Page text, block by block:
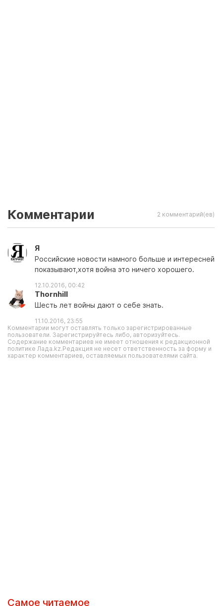
Комментарии 2 комментарий(ев)
Я
Российские новости намного больше и интересней
показывают,хотя война это ничего хорошего.
12.10.2016, 00:42
Thornhill
Шесть лет войны дают о себе знать.
11.10.2016, 23:55
Комментарии могут оставлять только зарегистрированные
пользователи. Зарегистрируйтесь либо, авторизуйтесь.
Содержание комментариев не имеет отношения к редакционной
политике Лада.kz.Редакция не несет ответственность за форму и
характер комментариев, оставляемых пользователями сайта.
Самое читаемое